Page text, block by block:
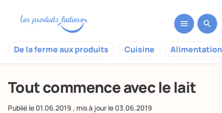
De la ferme aux produits Cuisine
Tout commence avec le lait
Publié le 01.06.2019 , mis à jour le 03.06.2019